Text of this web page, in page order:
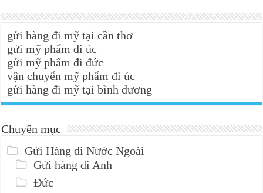
gửi hàng đi mỹ tại cần thơ
gửi mỹ phẩm đi úc
gửi mỹ phẩm đi đức
vận chuyển mỹ phẩm đi úc
gửi hàng đi mỹ tại bình dương
Chuyên mục
Gửi Hàng đi Nước Ngoài
Gửi hàng đi Anh
Đức